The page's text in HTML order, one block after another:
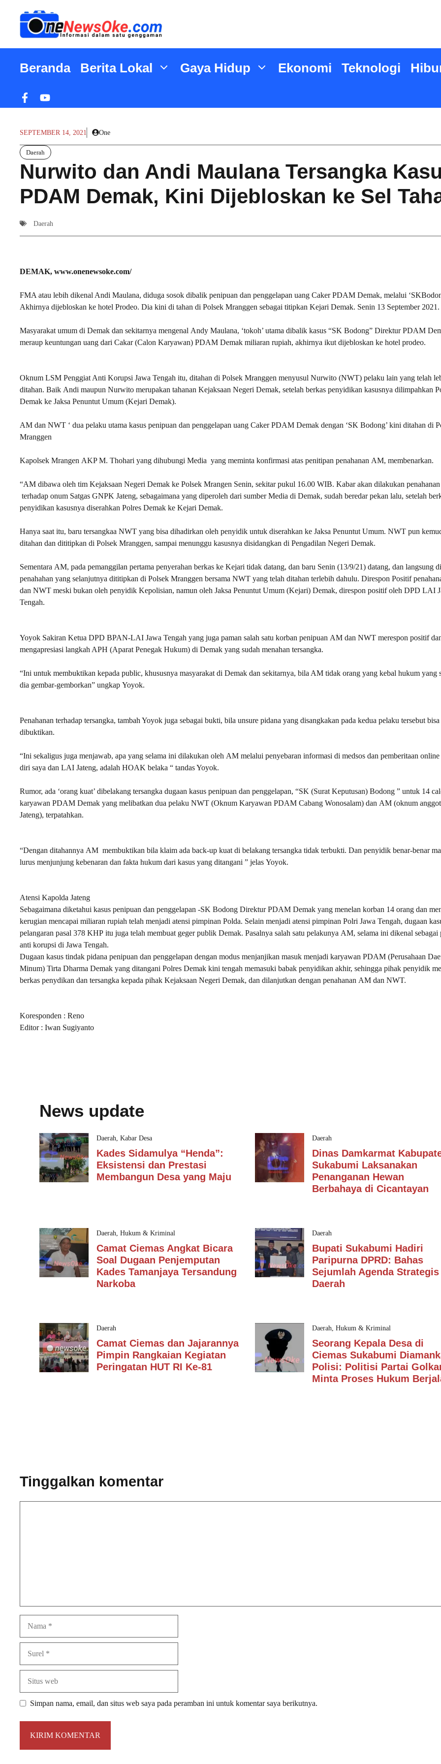
Beranda Berita Lokal Gaya Hidup Ekonomi Teknologi
SEPTEMBER 14, 2021 One
Daerah
Nurwito dan Andi Maulana Tersangka
PDAM Demak, Kini Dijebloskan ke Sel
Daerah
DEMAK, www.onenewsoke.com/
FMA atau lebih dikenal Andi Maulana, diduga sosok dibalik penipuan dan penggelapan uang Caker PDAM Demak, melalui
Akhirnya dijebloskan ke hotel Prodeo. Dia kini di tahan di Polsek Mranggen sebagai titipkan Kejari Demak. Senin 13 September 2021.
Masyarakat umum di Demak dan sekitarnya mengenal Andy Maulana, ‘tokoh’ utama dibalik kasus “SK Bodong” Direktur PDAM
meraup keuntungan uang dari Cakar (Calon Karyawan) PDAM Demak miliaran rupiah, akhirnya ikut dijebloskan ke hotel prodeo.
Oknum LSM Penggiat Anti Korupsi Jawa Tengah itu, ditahan di Polsek Mranggen menyusul Nurwito (NWT) pelaku lain yang telah
ditahan. Baik Andi maupun Nurwito merupakan tahanan Kejaksaan Negeri Demak, setelah berkas penyidikan kasusnya dilimpahkan
Demak ke Jaksa Penuntut Umum (Kejari Demak).
AM dan NWT ‘ dua pelaku utama kasus penipuan dan penggelapan uang Caker PDAM Demak dengan ‘SK Bodong’ kini ditahan di
Mranggen
Kapolsek Mrangen AKP M. Thohari yang dihubungi Media yang meminta konfirmasi atas penitipan penahanan AM, membenarkan.
“AM dibawa oleh tim Kejaksaan Negeri Demak ke Polsek Mrangen Senin, sekitar pukul 16.00 WIB. Kabar akan dilakukan penahanan
terhadap onum Satgas GNPK Jateng, sebagaimana yang diperoleh dari sumber Media di Demak, sudah beredar pekan lalu, setelah
penyidikan kasusnya diserahkan Polres Demak ke Kejari Demak.
Hanya saat itu, baru tersangkaa NWT yang bisa dihadirkan oleh penyidik untuk diserahkan ke Jaksa Penuntut Umum. NWT pun
ditahan dan dititipkan di Polsek Mranggen, sampai menunggu kasusnya disidangkan di Pengadilan Negeri Demak.
Sementara AM, pada pemanggilan pertama penyerahan berkas ke Kejari tidak datang, dan baru Senin (13/9/21) datang, dan langsung
penahahan yang selanjutnya dititipkan di Polsek Mranggen bersama NWT yang telah ditahan terlebih dahulu. Direspon Positif
dan NWT meski bukan oleh penyidik Kepolisian, namun oleh Jaksa Penuntut Umum (Kejari) Demak, direspon positif oleh DPD LAI
Tengah.
Yoyok Sakiran Ketua DPD BPAN-LAI Jawa Tengah yang juga paman salah satu korban penipuan AM dan NWT merespon positif
mengapresiasi langkah APH (Aparat Penegak Hukum) di Demak yang sudah menahan tersangka.
“Ini untuk membuktikan kepada public, khususnya masyarakat di Demak dan sekitarnya, bila AM tidak orang yang kebal hukum yang
dia gembar-gemborkan” ungkap Yoyok.
Penahanan terhadap tersangka, tambah Yoyok juga sebagai bukti, bila unsure pidana yang disangkakan pada kedua pelaku tersebut bisa
dibuktikan.
“Ini sekaligus juga menjawab, apa yang selama ini dilakukan oleh AM melalui penyebaran informasi di medsos dan pemberitaan online
diri saya dan LAI Jateng, adalah HOAK belaka “ tandas Yoyok.
Rumor, ada ‘orang kuat’ dibelakang tersangka dugaan kasus penipuan dan penggelapan, “SK (Surat Keputusan) Bodong ” untuk 14
karyawan PDAM Demak yang melibatkan dua pelaku NWT (Oknum Karyawan PDAM Cabang Wonosalam) dan AM (oknum
Jateng), terpatahkan.
“Dengan ditahannya AM membuktikan bila klaim ada back-up kuat di belakang tersangka tidak terbukti. Dan penyidik benar-benar
lurus menjunjung kebenaran dan fakta hukum dari kasus yang ditangani ” jelas Yoyok.
Atensi Kapolda Jateng
Sebagaimana diketahui kasus penipuan dan penggelapan -SK Bodong Direktur PDAM Demak yang menelan korban 14 orang dan
kerugian mencapai miliaran rupiah telah menjadi atensi pimpinan Polda. Selain menjadi atensi pimpinan Polri Jawa Tengah, dugaan
pelangaran pasal 378 KHP itu juga telah membuat geger publik Demak. Pasalnya salah satu pelakunya AM, selama ini dikenal sebagai
anti korupsi di Jawa Tengah.
Dugaan kasus tindak pidana penipuan dan penggelapan dengan modus menjanjikan masuk menjadi karyawan PDAM (Perusahaan
Minum) Tirta Dharma Demak yang ditangani Polres Demak kini tengah memasuki babak penyidikan akhir, sehingga pihak penyidik
berkas penydikan dan tersangka kepada pihak Kejaksaan Negeri Demak, dan dilanjutkan dengan penahanan AM dan NWT.
Koresponden : Reno
Editor : Iwan Sugiyanto
News update
Daerah Kabar Desa
Kades Sidamulya “Henda”:
Eksistensi dan Prestasi
Membangun Desa yang Maju
Daerah
Dinas Damkarmat
Sukabumi Laksanakan
Penanganan Hewan
Berbahaya di Cicantayan
Daerah Hukum & Kriminal
Camat Ciemas Angkat Bicara
Soal Dugaan Penjemputan
Kades Tamanjaya Tersandung
Narkoba
Daerah
Bupati Sukabumi Hadiri
Paripurna DPRD: Bahas
Sejumlah Agenda Strategis
Daerah
Daerah
Camat Ciemas dan Jajarannya
Pimpin Rangkaian Kegiatan
Peringatan HUT RI Ke-81
Daerah Hukum & Kriminal
Seorang Kepala Desa di
Ciemas Sukabumi
Polisi: Politisi Partai
Minta Proses Hukum
Tinggalkan komentar
Simpan nama, email, dan situs web saya pada peramban ini untuk komentar saya berikutnya.